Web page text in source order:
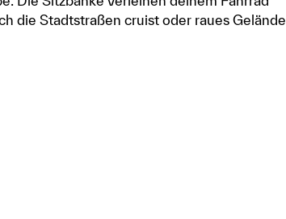
die Stadtstraßen cruist oder raues Gelände